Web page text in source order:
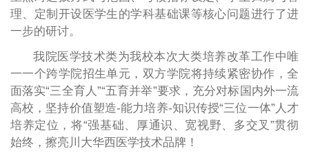
理、定制开设医学生的学科基础课等核心问题进行了进
一步的研讨。
我院医学技术类为我校本次大类培养改革工作中唯
一一个跨学院招生单元，双方学院将持续紧密协作，全
面落实“三全育人”“五育并举”要求，充分对标国内外一流
高校，坚持价值塑造-能力培养-知识传授“三位一体”人才
培养定位，将“强基础、厚通识、宽视野、多交叉”贯彻
始终，擦亮川大华西医学技术品牌！